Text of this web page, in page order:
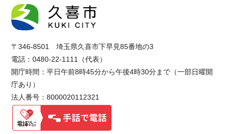
〒346-8501 埼玉県久喜市下早見85番地の3
電話：0480-22-1111（代表）
開庁時間：平日午前8時45分から午後4時30分まで（一部日曜開
庁あり）
法人番号：8000020112321